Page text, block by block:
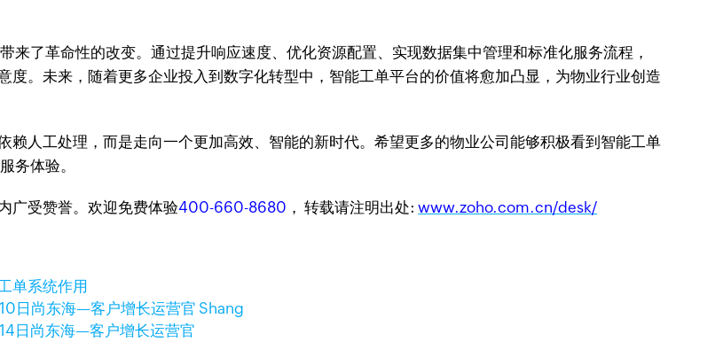
来了革命性的改变。通过提升响应速度、优化资源配置、实现数据集中管理和标准化服务流程，
。未来，随着更多企业投入到数字化转型中，智能工单平台的价值将愈加凸显，为物业行业创造
人工处理，而是走向一个更加高效、智能的新时代。希望更多的物业公司能够积极看到智能工单
务体验。
广受赞誉。欢迎免费体验400-660-8680 ， 转载请注明出处:www.zoho.com.cn/desk/
单系统作用
日 尚东海—客户增长运营官 Shang
日 尚东海—客户增长运营官